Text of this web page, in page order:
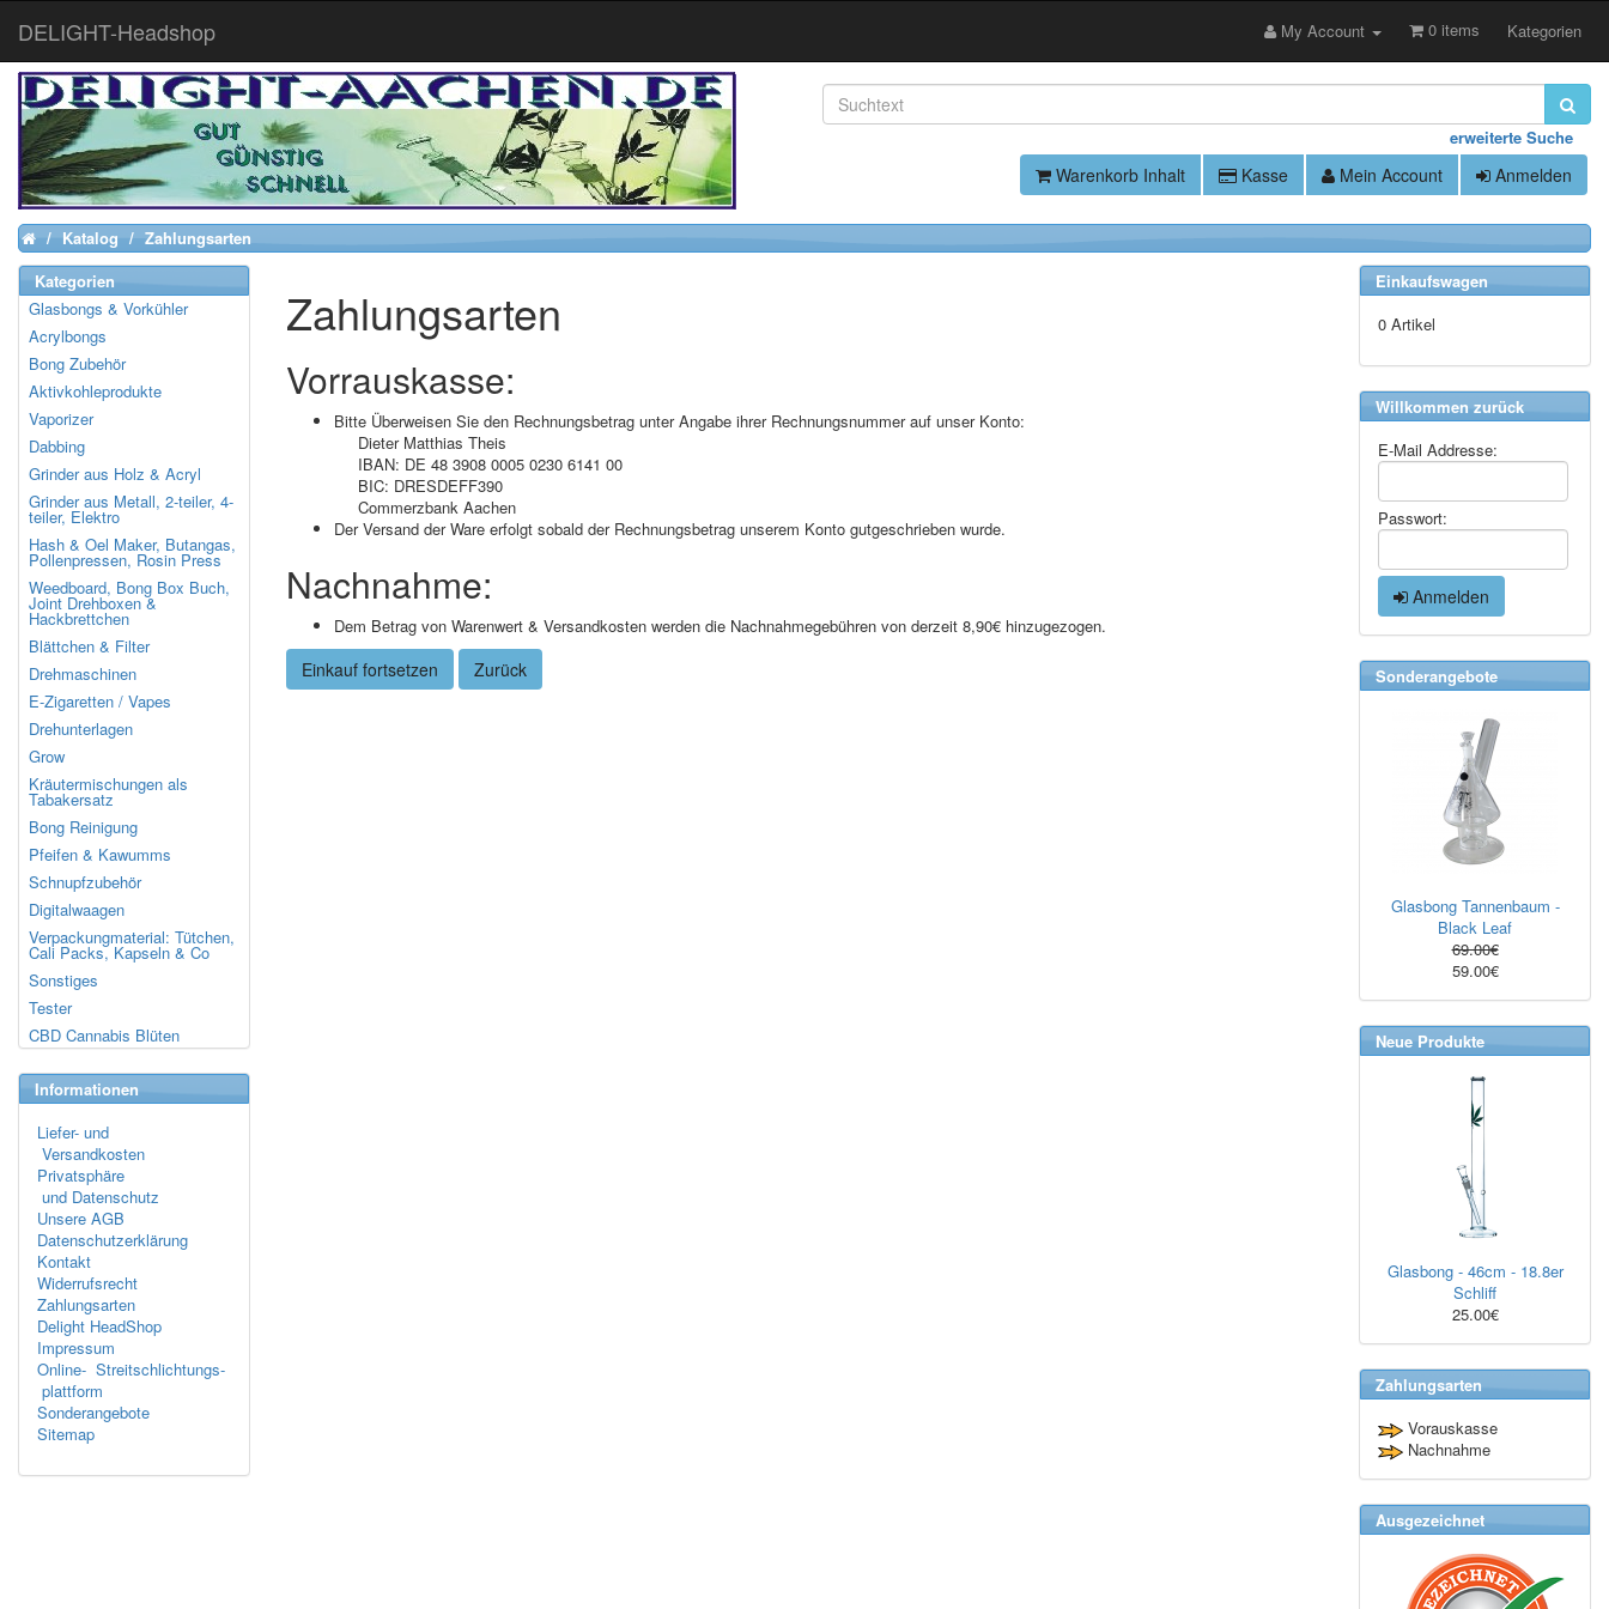
erweiterte Suche
Warenkorb Inhalt Kasse Mein Account Anmelden
HomeKatalog Zahlungsarten
Zahlungsarten
Vorrauskasse:
Bitte Überweisen Sie den Rechnungsbetrag unter Angabe ihrer Rechnungsnummer auf unser Konto:
Dieter Matthias Theis
IBAN: DE 48 3908 0005 0230 6141 00
BIC: DRESDEFF390
Commerzbank Aachen
Der Versand der Ware erfolgt sobald der Rechnungsbetrag unserem Konto gutgeschrieben wurde.
Nachnahme:
Dem Betrag von Warenwert & Versandkosten werden die Nachnahmegebühren von derzeit 8,90€ hinzugezogen.
Einkauf fortsetzen Zurück
Kategorien
Glasbongs & Vorkühler
Acrylbongs
Bong Zubehör
Aktivkohleprodukte
Vaporizer
Dabbing
Grinder aus Holz & Acryl
Grinder aus Metall, 2-teiler, 4-
teiler, Elektro
Hash & Oel Maker, Butangas,
Pollenpressen, Rosin Press
Weedboard, Bong Box Buch,
Joint Drehboxen &
Hackbrettchen
Blättchen & Filter
Drehmaschinen
E-Zigaretten / Vapes
Drehunterlagen
Grow
Kräutermischungen als
Tabakersatz
Bong Reinigung
Pfeifen & Kawumms
Schnupfzubehör
Digitalwaagen
Verpackungmaterial: Tütchen,
Cali Packs, Kapseln & Co
Sonstiges
Tester
CBD Cannabis Blüten
Informationen
Liefer- und
Versandkosten
Privatsphäre
und Datenschutz
Unsere AGB
Datenschutzerklärung
Kontakt
Widerrufsrecht
Zahlungsarten
Delight HeadShop
Impressum
Online- Streitschlichtungs-
plattform
Sonderangebote
Sitemap
Einkaufswagen
0 Artikel
Willkommen zurück
E-Mail Addresse:
Passwort:
Anmelden
Sonderangebote
Glasbong Tannenbaum -
Black Leaf
69.00€
59.00€
Neue Produkte
Glasbong - 46cm - 18.8er
Schliff
25.00€
Zahlungsarten
Vorauskasse
Nachnahme
Ausgezeichnet
DELIGHT-Headshop My Account 0 items Kategorien